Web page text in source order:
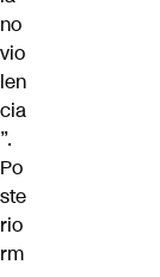
no
vio
len
cia
”.
Po
ste
rio
rm